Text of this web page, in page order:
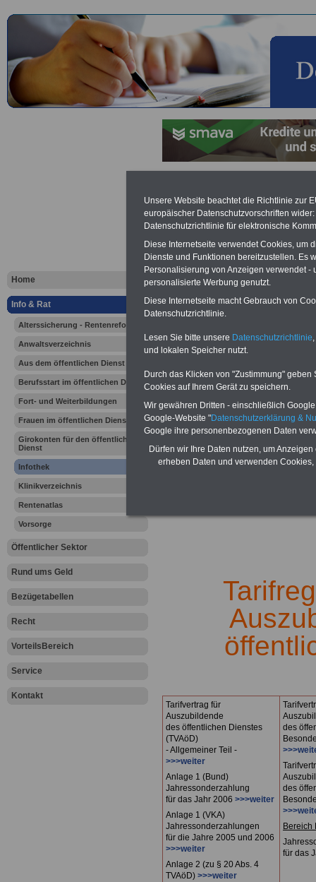
Home
Info & Rat
Alterssicherung - Rentenreform
Anwaltsverzeichnis
Aus dem öffentlichen Dienst
Berufsstart im öffentlichen Dienst
Fort- und Weiterbildungen
Frauen im öffentlichen Dienst
Girokonten für den öffentlichen
Dienst
Infothek
Klinikverzeichnis
Rentenatlas
Vorsorge
Öffentlicher Sektor
Rund ums Geld
Bezügetabellen
Recht
VorteilsBereich
Service
Kontakt
Vorteile für den
öffentlichen Dienst
Vergleichen und sparen:
-Krankenzusatzversicherung-
Online-Vergleich Gesetzliche
Zahnzusatzversicherung-
Ihr
den Fall der
Tarifvertrag für
Auszubildende
des öffentlichen Dienstes
(TVAöD)
- Allgemeiner Teil -
>>>weiter
Anlage 1 (Bund)
Jahressonderzahlung
für das Jahr 2006 >>>weiter
Anlage 1 (VKA)
Jahressonderzahlungen
für die Jahre 2005 und 2006
>>>weiter
Anlage 2 (zu § 20 Abs. 4
TVAöD) >>>weiter
des
des
Bereich
für das
Unsere Website beachtet die Richtlinie zur
europäischer Datenschutzvorschriften
Datenschutzrichtlinie für elektronische
Diese Internetseite verwendet Cookies, um
Dienste und Funktionen bereitzustellen. Es
Personalisierung von Anzeigen verwendet
personalisierte Werbung genutzt.
Diese Internetseite macht Gebrauch von
Datenschutzrichtlinie.
Lesen Sie bitte unsere Datenschutzrichtlinie
und lokalen Speicher nutzt.
Durch das Klicken von "Zustimmung"
Cookies auf Ihrem Gerät zu speichern.
Wir gewähren Dritten - einschließlich
Google-Website "Datenschutzerklärung &
Google ihre personenbezogenen Daten
Dürfen wir Ihre Daten nutzen, um
erheben Daten und verwenden